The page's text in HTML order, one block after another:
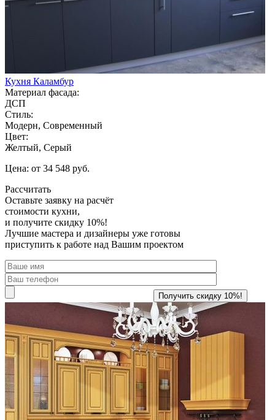
Кухня Каламбур
Материал фасада:
ДСП
Стиль:
Модерн, Современный
Цвет:
Желтый, Серый
Цена: от 34 548 руб.
Рассчитать
Оставьте заявку на расчёт
стоимости кухни,
и получите скидку 10%!
Лучшие мастера и дизайнеры уже готовы
приступить к работе над Вашим проектом